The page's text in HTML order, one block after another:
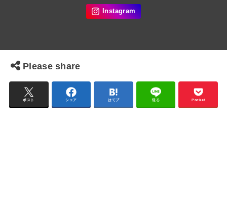
Please share
ポスト シェア はてブ 送る Pocket